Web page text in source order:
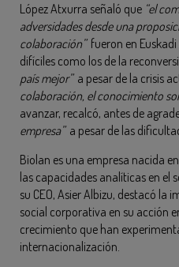
López Atxurra señaló que “el
adversidades desde una
colaboración”fueron en Euskadi
difíciles como los de la
país mejor”a pesar de la crisis
colaboración, el conocimiento
avanzar, recalcó, antes de
empresa” a pesar de las
Biolan es una empresa nacida
las capacidades analíticas en el
su CEO, Asier Albizu, destacó la
social corporativa en su acción
crecimiento que han
internacionalización.